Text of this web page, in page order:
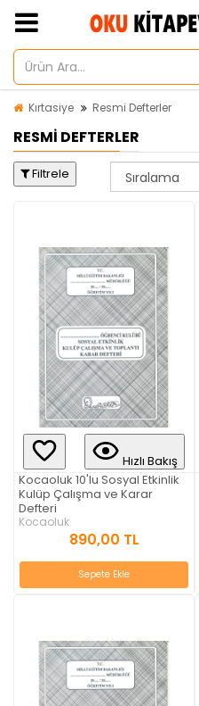
Kırtasiye Resmi Defterler
RESMI DEFTERLER
Filtrele
Hızlı Bakış
Kocaoluk 10'lu Sosyal Etkinlik
Kulüp Çalışma ve Karar
Defteri
Kocaoluk
890,00 TL
Sepete Ekle